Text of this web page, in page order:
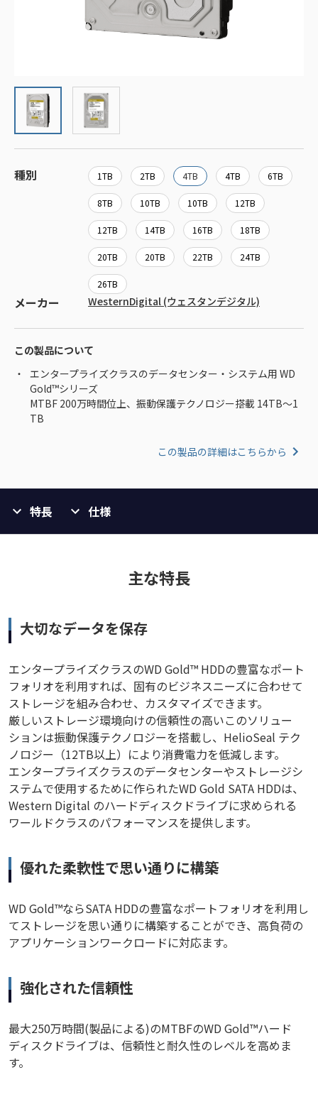
種別 1TB 2TB 4TB 4TB 6TB
8TB 10TB 10TB 12TB
12TB 14TB 16TB 18TB
20TB 20TB 22TB 24TB
26TB
メーカー WesternDigital (ウェスタンデジタル)
この製品について
エンタープライズクラスのデータセンター・システム用 WD
Gold™シリーズ
MTBF 200万時間位上、振動保護テクノロジー搭載 14TB～1
TB
この製品の詳細はこちらから
特長 仕様
主な特長
大切なデータを保存
エンタープライズクラスのWD Gold™ HDDの豊富なポート
フォリオを利用すれば、固有のビジネスニーズに合わせて
ストレージを組み合わせ、カスタマイズできます。
厳しいストレージ環境向けの信頼性の高いこのソリュー
ションは振動保護テクノロジーを搭載し、HelioSeal テク
ノロジー（12TB以上）により消費電力を低減します。
エンタープライズクラスのデータセンターやストレージシ
ステムで使用するために作られたWD Gold SATA HDDは、
Western Digital のハードディスクドライブに求められる
ワールドクラスのパフォーマンスを提供します。
優れた柔軟性で思い通りに構築
WD Gold™ならSATA HDDの豊富なポートフォリオを利用し
てストレージを思い通りに構築することができ、高負荷の
アプリケーションワークロードに対応ます。
強化された信頼性
最大250万時間(製品による)のMTBFのWD Gold™ハード
ディスクドライブは、信頼性と耐久性のレベルを高めま
す。